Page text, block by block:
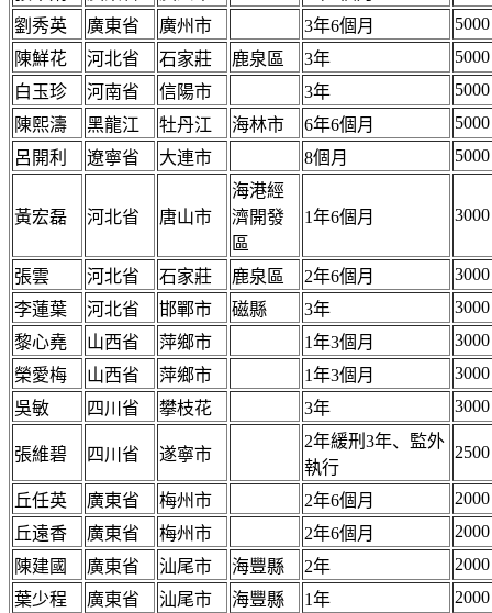
劉秀英
廣東省 廣州市 3年6個月
5000
陳鮮花
河北省 石家莊 鹿泉區 3年
5000
白玉珍
河南省 信陽市 3年
5000
陳熙濤
黑龍江 牡丹江 海林市 6年6個月
5000
呂開利
遼寧省 大連市 8個月 5000
黃宏磊 河北省 唐山市
海港經
濟開發
區
1年6個月 3000
張雲 河北省 石家莊 鹿泉區 2年6個月
3000
李蓮葉
河北省 邯鄲市 磁縣 3年
3000
黎心堯
山西省 萍鄉市 1年3個月
3000
榮愛梅
山西省 萍鄉市 1年3個月
3000
吳敏
四川省 攀枝花 3年 3000
張維碧 四川省 遂寧市
2年緩刑3年、監外
執行
2500
丘任英 廣東省 梅州市 2年6個月
2000
丘遠香
廣東省 梅州市 2年6個月
2000
陳建國
廣東省 汕尾市 海豐縣 2年
2000
葉少程
廣東省 汕尾市 海豐縣 1年
2000